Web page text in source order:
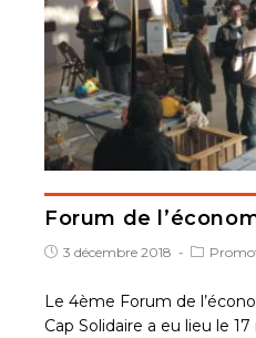
Forum de
3 décembre 2018
Le 4ème Forum de
Cap Solidaire a eu lieu le